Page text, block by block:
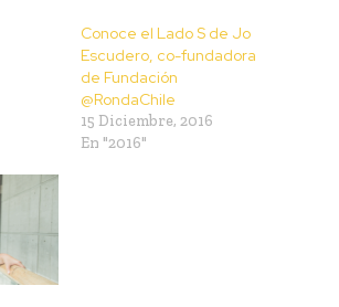
Conoce el Lado S de Jo
Escudero, co-fundadora
de Fundación
@RondaChile
15 Diciembre, 2016
En "2016"